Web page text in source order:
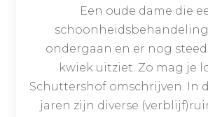
Een oude dame die
ondergaan en er nog
kwiek uitziet. Zo mag je
Schuttershof omschrijven. In
jaren zijn diverse